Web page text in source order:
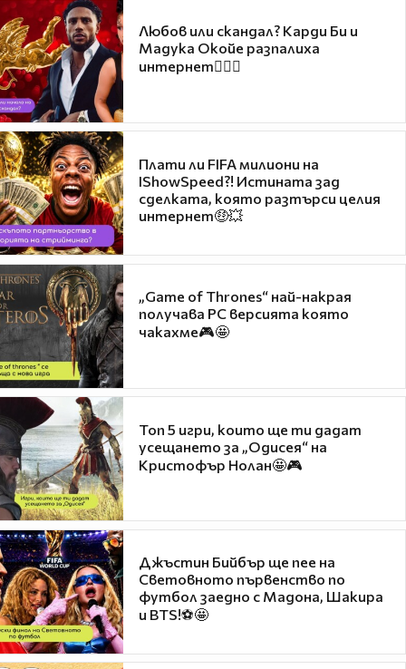
Любов или скандал? Карди Би и
Мадука Окойе разпалиха
интернет❤️‍🔥🔥
Плати ли FIFA милиони на
IShowSpeed?! Истината зад
сделката, която разтърси целия
интернет🤑💥
„Game of Thrones“ най-накрая
получава PC версията която
чакахме🎮🤩
Топ 5 игри, които ще ти дадат
усещането за „Одисея“ на
Кристофър Нолан🤩🎮
Джъстин Бийбър ще пее на
Световното първенство по
футбол заедно с Мадона, Шакира
и BTS!⚽🤩